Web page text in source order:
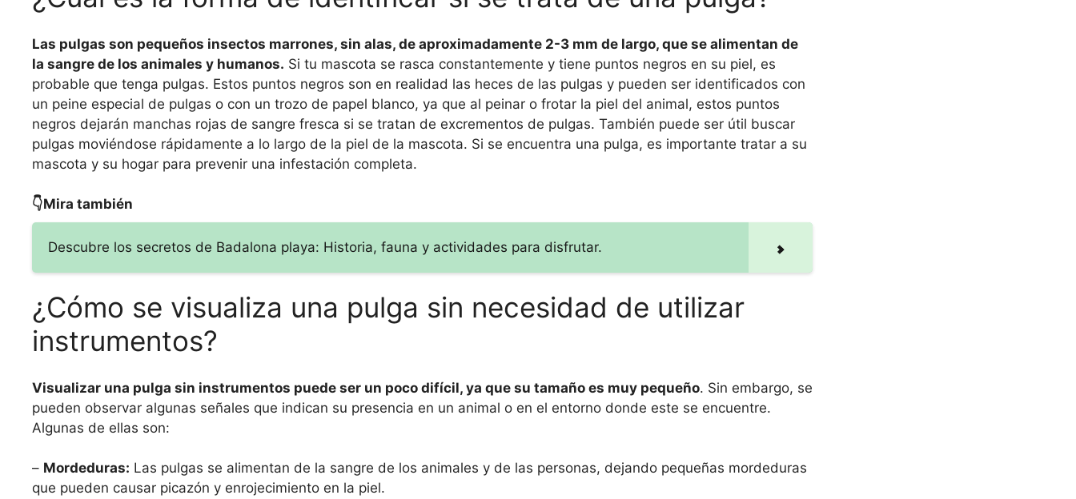
Las pulgas son pequeños insectos marrones, sin alas, de aproximadamente 2-3 mm de largo, que se alimentan de
la sangre de los animales y humanos. Si tu mascota se rasca constantemente y tiene puntos negros en su piel, es
probable que tenga pulgas. Estos puntos negros son en realidad las heces de las pulgas y pueden ser identificados con
un peine especial de pulgas o con un trozo de papel blanco, ya que al peinar o frotar la piel del animal, estos puntos
negros dejarán manchas rojas de sangre fresca si se tratan de excrementos de pulgas. También puede ser útil buscar
pulgas moviéndose rápidamente a lo largo de la piel de la mascota. Si se encuentra una pulga, es importante tratar a su
mascota y su hogar para prevenir una infestación completa.
👇Mira también
Descubre los secretos de Badalona playa: Historia, fauna y actividades para disfrutar.
¿Cómo se visualiza una pulga sin necesidad de utilizar
instrumentos?
Visualizar una pulga sin instrumentos puede ser un poco difícil, ya que su tamaño es muy pequeño. Sin embargo, se
pueden observar algunas señales que indican su presencia en un animal o en el entorno donde este se encuentre.
Algunas de ellas son:
– Mordeduras: Las pulgas se alimentan de la sangre de los animales y de las personas, dejando pequeñas mordeduras
que pueden causar picazón y enrojecimiento en la piel.